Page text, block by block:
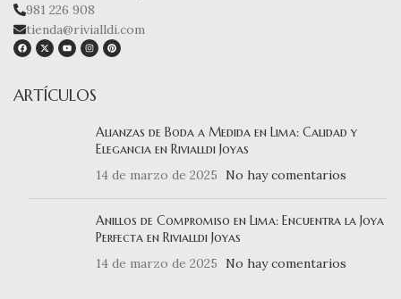
981 226 908
tienda@rivialldi.com
ARTÍCULOS
Alianzas de Boda a Medida en Lima: Calidad y
Elegancia en Rivialldi Joyas
14 de marzo de 2025
No hay comentarios
Anillos de Compromiso en Lima: Encuentra la Joya
Perfecta en Rivialldi Joyas
14 de marzo de 2025
No hay comentarios